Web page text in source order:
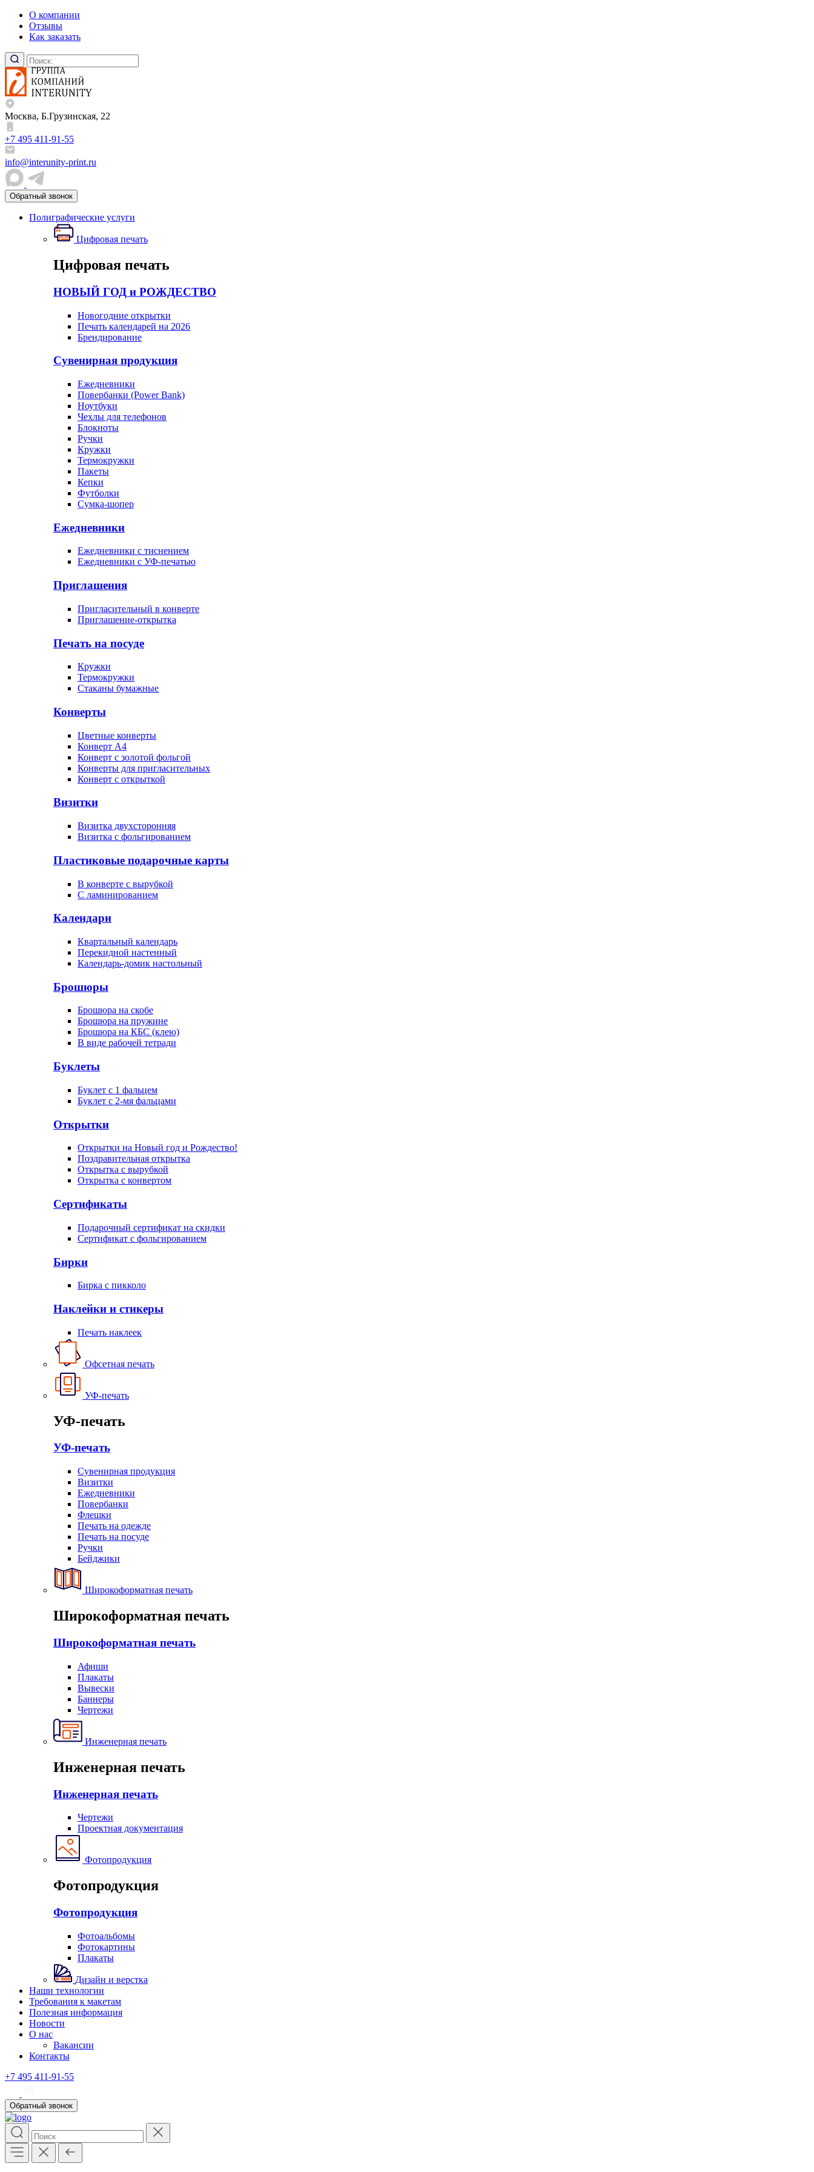
О компании
Отзывы
Как заказать
Москва, Б.Грузинская, 22
+7 495 411-91-55
info@interunity-print.ru
Обратный звонок
Полиграфические услуги
Цифровая печать
Цифровая печать
НОВЫЙ ГОД и РОЖДЕСТВО
Новогодние открытки
Печать календарей на 2026
Брендирование
Сувенирная продукция
Ежедневники
Повербанки (Power Bank)
Ноутбуки
Чехлы для телефонов
Блокноты
Ручки
Кружки
Термокружки
Пакеты
Кепки
Футболки
Сумка-шопер
Ежедневники
Ежедневники с тиснением
Ежедневники с УФ-печатью
Приглашения
Пригласительный в конверте
Приглашение-открытка
Печать на посуде
Кружки
Термокружки
Стаканы бумажные
Конверты
Цветные конверты
Конверт А4
Конверт с золотой фольгой
Конверты для пригласительных
Конверт с открыткой
Визитки
Визитка двухсторонняя
Визитка с фольгированием
Пластиковые подарочные карты
В конверте с вырубкой
С ламинированием
Календари
Квартальный календарь
Перекидной настенный
Календарь-домик настольный
Брошюры
Брошюра на скобе
Брошюра на пружине
Брошюра на КБС (клею)
В виде рабочей тетради
Буклеты
Буклет с 1 фальцем
Буклет с 2-мя фальцами
Открытки
Открытки на Новый год и Рождество!
Поздравительная открытка
Открытка с вырубкой
Открытка с конвертом
Сертификаты
Подарочный сертификат на скидки
Сертификат с фольгированием
Бирки
Бирка с пикколо
Наклейки и стикеры
Печать наклеек
Офсетная печать
УФ-печать
УФ-печать
УФ-печать
Сувенирная продукция
Визитки
Ежедневники
Повербанки
Флешки
Печать на одежде
Печать на посуде
Ручки
Бейджики
Широкоформатная печать
Широкоформатная печать
Широкоформатная печать
Афиши
Плакаты
Вывески
Баннеры
Чертежи
Инженерная печать
Инженерная печать
Инженерная печать
Чертежи
Проектная документация
Фотопродукция
Фотопродукция
Фотопродукция
Фотоальбомы
Фотокартины
Плакаты
Дизайн и верстка
Наши технологии
Требования к макетам
Полезная информация
Новости
О нас
Вакансии
Контакты
+7 495 411-91-55
Обратный звонок